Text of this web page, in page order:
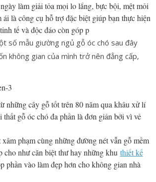
làm giải tỏa mọi lo lắng, bực bội, mệt mỏi
là công cụ hỗ trợ đặc biệt giúp bạn thực hiện
tế và độc đáo còn góp p
số mẫu giường ngủ gỗ óc chó sau đây
không gian của mình trở nên đẳng cấp,
những cây gỗ tốt trên 80 năm qua khâu xử lí
gỗ óc chó đa phần là đơn giản bởi vì vẻ
phạm cùng những đường nét vẫn gỗ mềm
cho như căn biệt thư hay những khu thiết kế
phần vào làm đẹp hơn cho không gian nhà